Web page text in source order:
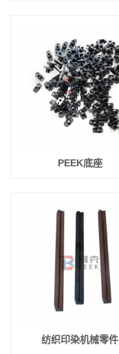
PEEK底座
纺织印染机械零件